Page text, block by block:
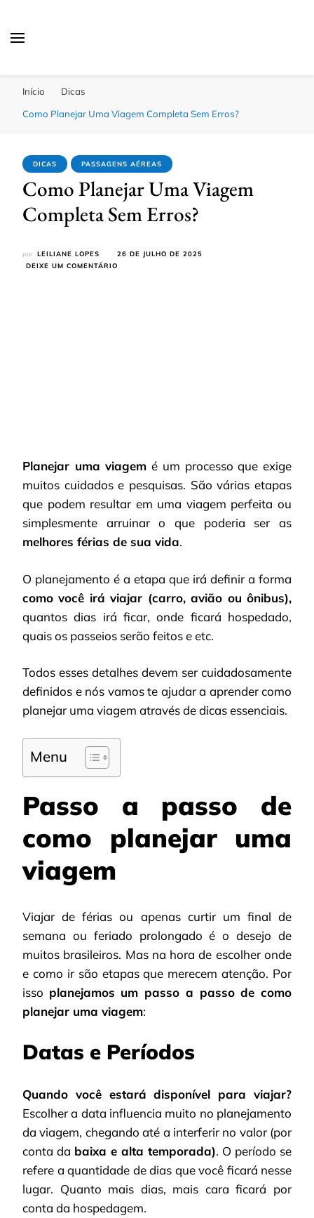
Início
Dicas
Como Planejar Uma Viagem Completa Sem Erros?
DICAS PASSAGENS AÉREAS
Como Planejar Uma Viagem
Completa Sem Erros?
por LEILIANE LOPES
26 DE JULHO DE 2025
DEIXE UM COMENTÁRIO
Planejar uma viagem é um processo que exige
muitos cuidados e pesquisas. São várias etapas
que podem resultar em uma viagem perfeita ou
simplesmente arruinar o que poderia ser as
melhores férias de sua vida.
O planejamento é a etapa que irá definir a forma
como você irá viajar (carro, avião ou ônibus),
quantos dias irá ficar, onde ficará hospedado,
quais os passeios serão feitos e etc.
Todos esses detalhes devem ser cuidadosamente
definidos e nós vamos te ajudar a aprender como
planejar uma viagem através de dicas essenciais.
Menu
Passo a passo de
como planejar uma
viagem
Viajar de férias ou apenas curtir um final de
semana ou feriado prolongado é o desejo de
muitos brasileiros. Mas na hora de escolher onde
e como ir são etapas que merecem atenção. Por
isso planejamos um passo a passo de como
planejar uma viagem:
Datas e Períodos
Quando você estará disponível para viajar?
Escolher a data influencia muito no planejamento
da viagem, chegando até a interferir no valor (por
conta da baixa e alta temporada). O período se
refere a quantidade de dias que você ficará nesse
lugar. Quanto mais dias, mais cara ficará por
conta da hospedagem.